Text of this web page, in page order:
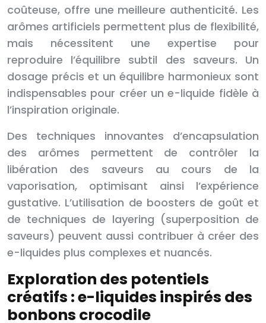
coûteuse, offre une meilleure authenticité. Les
arômes artificiels permettent plus de flexibilité,
mais nécessitent une expertise pour
reproduire l’équilibre subtil des saveurs. Un
dosage précis et un équilibre harmonieux sont
indispensables pour créer un e-liquide fidèle à
l’inspiration originale.
Des techniques innovantes d’encapsulation
des arômes permettent de contrôler la
libération des saveurs au cours de la
vaporisation, optimisant ainsi l’expérience
gustative. L’utilisation de boosters de goût et
de techniques de layering (superposition de
saveurs) peuvent aussi contribuer à créer des
e-liquides plus complexes et nuancés.
Exploration des potentiels
créatifs : e-liquides inspirés des
bonbons crocodile